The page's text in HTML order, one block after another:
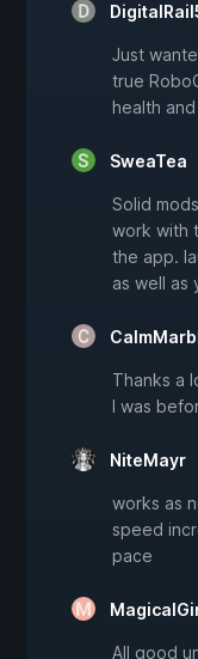
Just
true
health
SweaTea
Solid
work with
the app.
as well as
Thanks a
I was
NiteMayr
works as
speed
pace
All good